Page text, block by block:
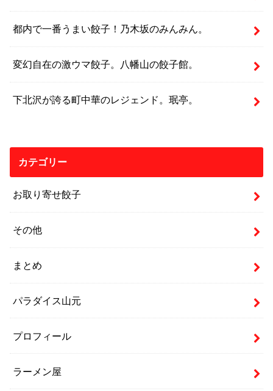
都内で一番うまい餃子！乃木坂のみんみん。
変幻自在の激ウマ餃子。八幡山の餃子館。
下北沢が誇る町中華のレジェンド。珉亭。
カテゴリー
お取り寄せ餃子
その他
まとめ
パラダイス山元
プロフィール
ラーメン屋